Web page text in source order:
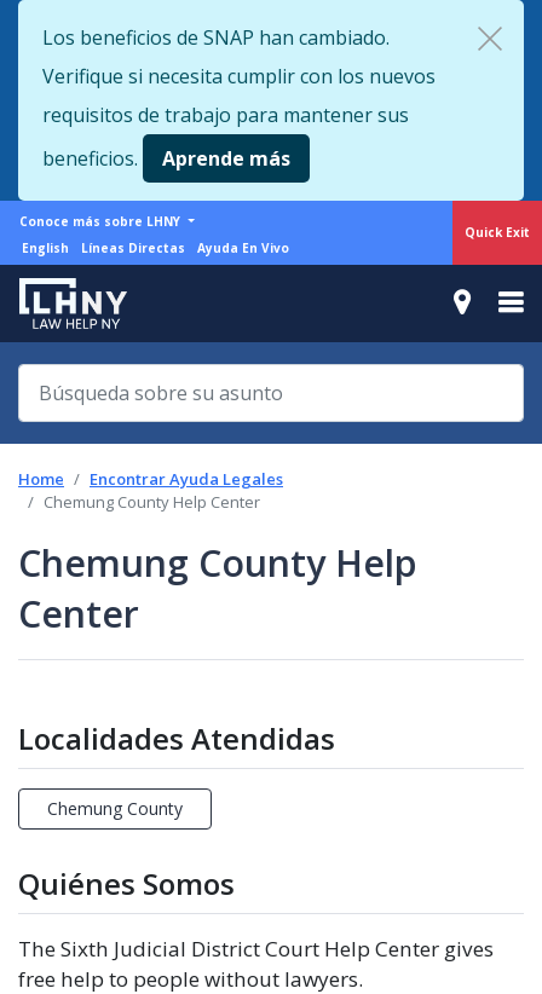
to
main
content
Quick Exit
Los beneficios de SNAP han cambiado.
Verifique si necesita cumplir con los nuevos
requisitos de trabajo para mantener sus
beneficios.
Aprende más
More
from
LHNY
Conoce más sobre LHNY
Support
menu
English Líneas Directas Ayuda En Vivo
Home
Encontrar Ayuda Legales
Chemung County Help Center
Chemung County Help
Center
Localidades Atendidas
Chemung County
Quiénes Somos
The Sixth Judicial District Court Help Center gives
free help to people without lawyers.